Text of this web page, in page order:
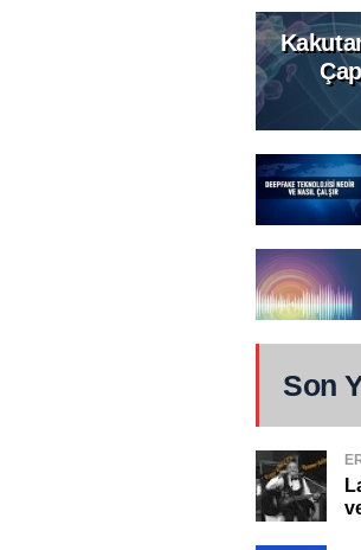
Son